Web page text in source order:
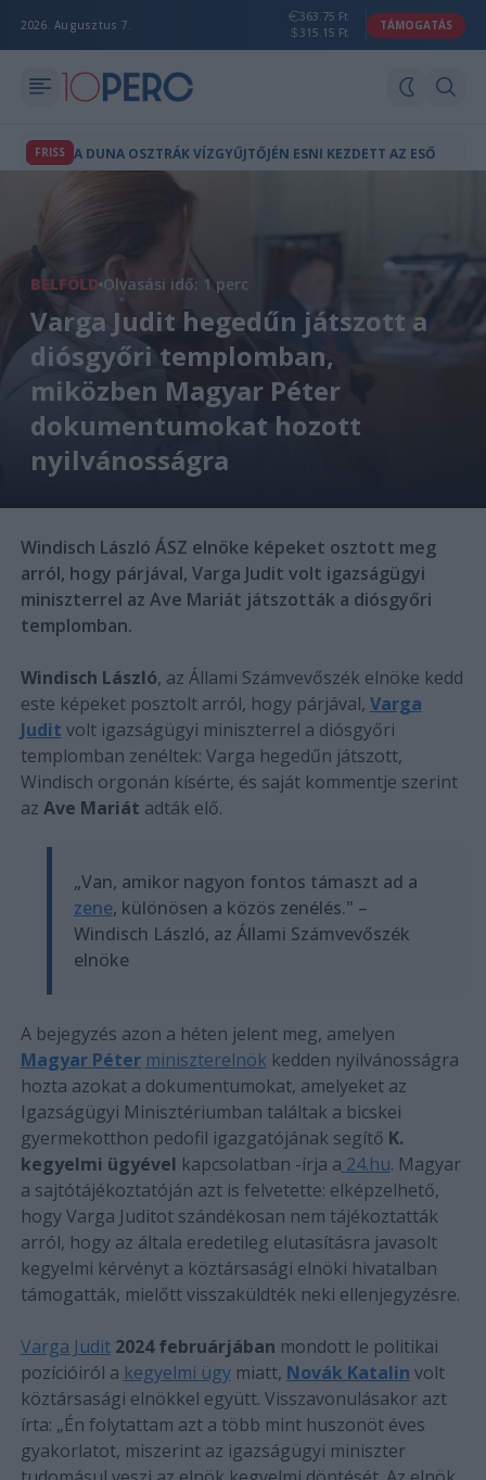
2026. Augusztus 7.
363.75 Ft
315.15 Ft
TÁMOGATÁS
FRISS A DUNA OSZTRÁK VÍZGYŰJTŐJÉN ESNI KEZDETT AZ ESŐ
BELFÖLD Olvasási idő: 1 perc
Varga Judit hegedűn játszott a
diósgyőri templomban,
miközben Magyar Péter
dokumentumokat hozott
nyilvánosságra
Windisch László ÁSZ elnöke képeket osztott meg
arról, hogy párjával, Varga Judit volt igazságügyi
miniszterrel az Ave Mariát játszották a diósgyőri
templomban.
Windisch László, az Állami Számvevőszék elnöke kedd
este képeket posztolt arról, hogy párjával, Varga
Judit volt igazságügyi miniszterrel a diósgyőri
templomban zenéltek: Varga hegedűn játszott,
Windisch orgonán kísérte, és saját kommentje szerint
az Ave Mariát adták elő.
„Van, amikor nagyon fontos támaszt ad a
zene, különösen a közös zenélés." –
Windisch László, az Állami Számvevőszék
elnöke
A bejegyzés azon a héten jelent meg, amelyen
Magyar Péter miniszterelnök kedden nyilvánosságra
hozta azokat a dokumentumokat, amelyeket az
Igazságügyi Minisztériumban találtak a bicskei
gyermekotthon pedofil igazgatójának segítő K.
kegyelmi ügyével kapcsolatban -írja a 24.hu. Magyar
a sajtótájékoztatóján azt is felvetette: elképzelhető,
hogy Varga Juditot szándékosan nem tájékoztatták
arról, hogy az általa eredetileg elutasításra javasolt
kegyelmi kérvényt a köztársasági elnöki hivatalban
támogatták, mielőtt visszaküldték neki ellenjegyzésre.
Varga Judit 2024 februárjában mondott le politikai
pozícióiról a kegyelmi ügymiatt, Novák Katalin volt
köztársasági elnökkel együtt. Visszavonulásakor azt
írta: „Én folytattam azt a több mint huszonöt éves
gyakorlatot, miszerint az igazságügyi miniszter